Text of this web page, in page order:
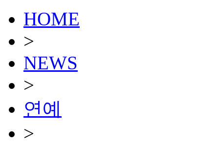
HOME
>
NEWS
>
연예
>